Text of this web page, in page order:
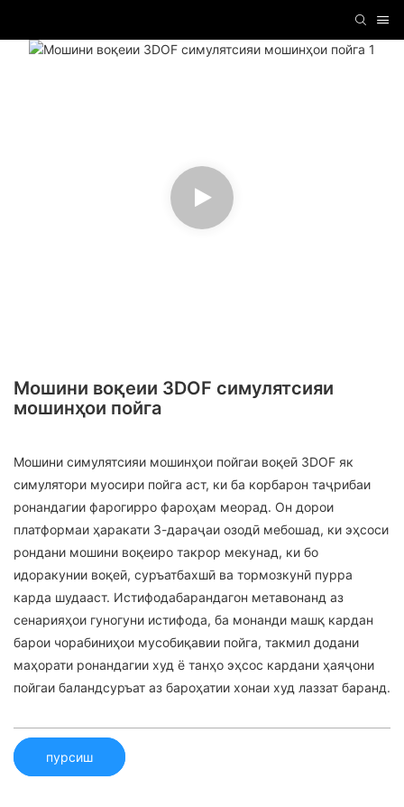
Мошини воқеии 3DOF симулятсияи
мошинҳои пойга
Мошини симулятсияи мошинҳои пойгаи воқеӣ 3DOF як
симулятори муосири пойга аст, ки ба корбарон таҷрибаи
ронандагии фарогирро фароҳам меорад. Он дорои
платформаи ҳаракати 3-дараҷаи озодӣ мебошад, ки эҳсоси
рондани мошини воқеиро такрор мекунад, ки бо
идоракунии воқеӣ, суръатбахшӣ ва тормозкунӣ пурра
карда шудааст. Истифодабарандагон метавонанд аз
сенарияҳои гуногуни истифода, ба монанди машқ кардан
барои чорабиниҳои мусобиқавии пойга, такмил додани
маҳорати ронандагии худ ё танҳо эҳсос кардани ҳаяҷони
пойгаи баландсуръат аз бароҳатии хонаи худ лаззат баранд.
пурсиш